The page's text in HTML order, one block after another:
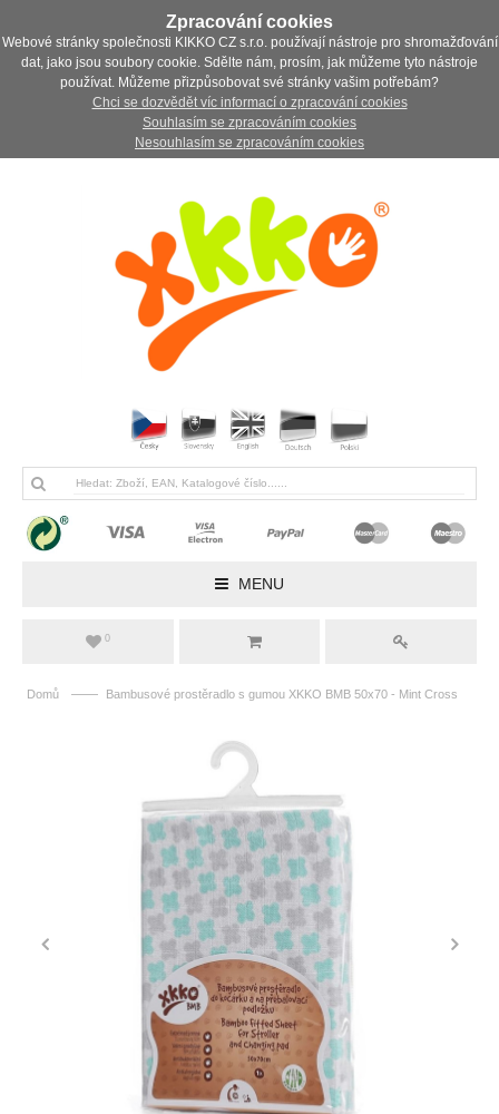
Zpracování cookies
Webové stránky společnosti KIKKO CZ s.r.o. používají nástroje pro shromažďování
dat, jako jsou soubory cookie. Sdělte nám, prosím, jak můžeme tyto nástroje
používat. Můžeme přizpůsobovat své stránky vašim potřebám?
Chci se dozvědět víc informací o zpracování cookies
Souhlasím se zpracováním cookies
Nesouhlasím se zpracováním cookies
MENU
0
Domů —— Bambusové prostěradlo s gumou XKKO BMB 50x70 - Mint Cross